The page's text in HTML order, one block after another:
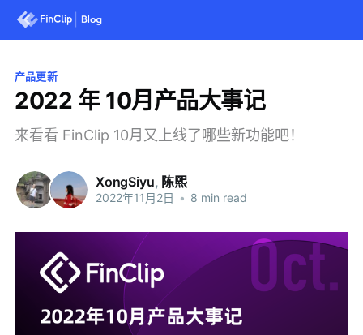
产品更新
2022 年 10月产品大事记
来看看 FinClip 10月又上线了哪些新功能吧！
XongSiyu, 陈熙
2022年11月2日 • 8 min read